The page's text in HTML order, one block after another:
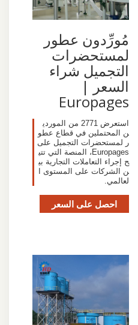
مُورِّدون عطور
لمستحضرات
التجميل شراء
السعر |
Europages
استعرض 2771 من الموردي
ن المحتملين في قطاع عطو
ر لمستحضرات التجميل على
Europages، المنصة التي تتي
ح إجراء التعاملات التجارية بي
ن الشركات على المستوى ا
لعالمي.
احصل على السعر